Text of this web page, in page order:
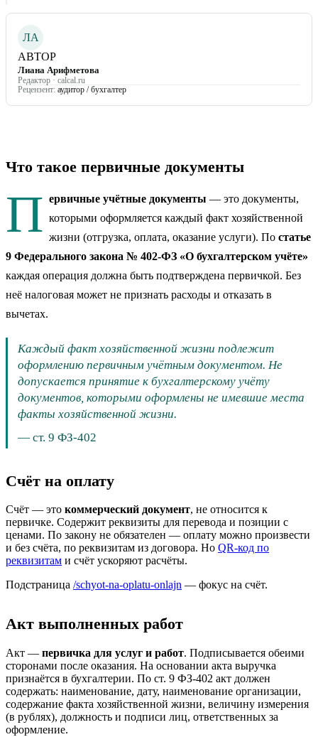
ЛА
АВТОР
Лиана Арифметова
Редактор · calcal.ru
Рецензент: аудитор / бухгалтер
Что такое первичные документы
П ервичные учётные документы — это документы,
которыми оформляется каждый факт хозяйственной
жизни (отгрузка, оплата, оказание услуги). По статье
9 Федерального закона № 402-ФЗ «О бухгалтерском учёте»
каждая операция должна быть подтверждена первичкой. Без
неё налоговая может не признать расходы и отказать в
вычетах.
Каждый факт хозяйственной жизни подлежит
оформлению первичным учётным документом. Не
допускается принятие к бухгалтерскому учёту
документов, которыми оформлены не имевшие места
факты хозяйственной жизни.
— ст. 9 ФЗ-402
Счёт на оплату
Счёт — это коммерческий документ, не относится к
первичке. Содержит реквизиты для перевода и позиции с
ценами. По закону не обязателен — оплату можно произвести
и без счёта, по реквизитам из договора. Но QR-код по
реквизитам и счёт ускоряют расчёты.
Подстраница /schyot-na-oplatu-onlajn — фокус на счёт.
Акт выполненных работ
Акт — первичка для услуг и работ. Подписывается обеими
сторонами после оказания. На основании акта выручка
признаётся в бухгалтерии. По ст. 9 ФЗ-402 акт должен
содержать: наименование, дату, наименование организации,
содержание факта хозяйственной жизни, величину измерения
(в рублях), должность и подписи лиц, ответственных за
оформление.